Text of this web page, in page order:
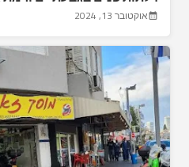
אוקטובר 13, 2024